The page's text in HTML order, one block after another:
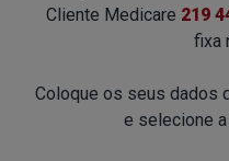
Cliente Medicare 219
fixa
Coloque os seus dados
e selecione